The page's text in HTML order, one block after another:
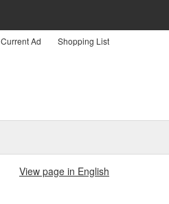
Current Ad Shopping List
View page in English